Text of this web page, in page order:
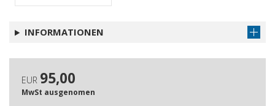
INFORMATIONEN
EUR 95,00
MwSt ausgenomen